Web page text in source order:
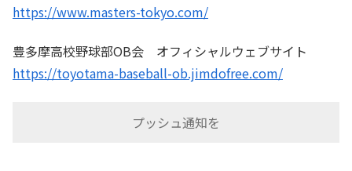
https://www.masters-tokyo.com/
豊多摩高校野球部OB会 オフィシャルウェブサイト
https://toyotama-baseball-ob.jimdofree.com/
プッシュ通知を